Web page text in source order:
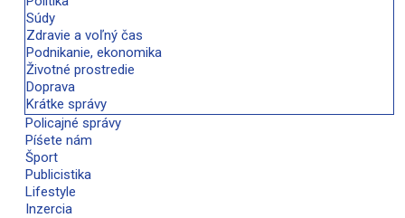
Súdy
Zdravie a voľný čas
Podnikanie, ekonomika
Životné prostredie
Doprava
Krátke správy
Policajné správy
Píśete nám
Šport
Publicistika
Lifestyle
Inzercia